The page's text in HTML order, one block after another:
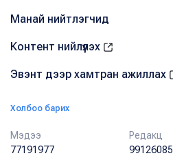
Манай нийтлэгчид
Контент нийлүүлэх
Эвэнт дээр хамтран ажиллах
Холбоо барих
Мэдээ
77191977
Редакц
99126085